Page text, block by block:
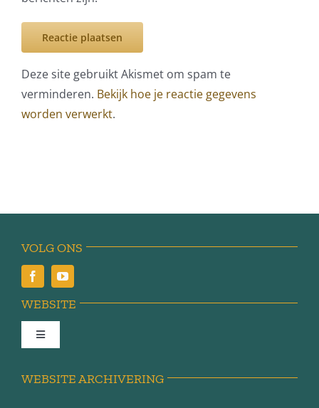
Deze site gebruikt Akismet om spam te
verminderen. Bekijk hoe je reactie gegevens
worden verwerkt.
VOLG ONS
WEBSITE
Toggle
WEBSITE ARCHIVERING